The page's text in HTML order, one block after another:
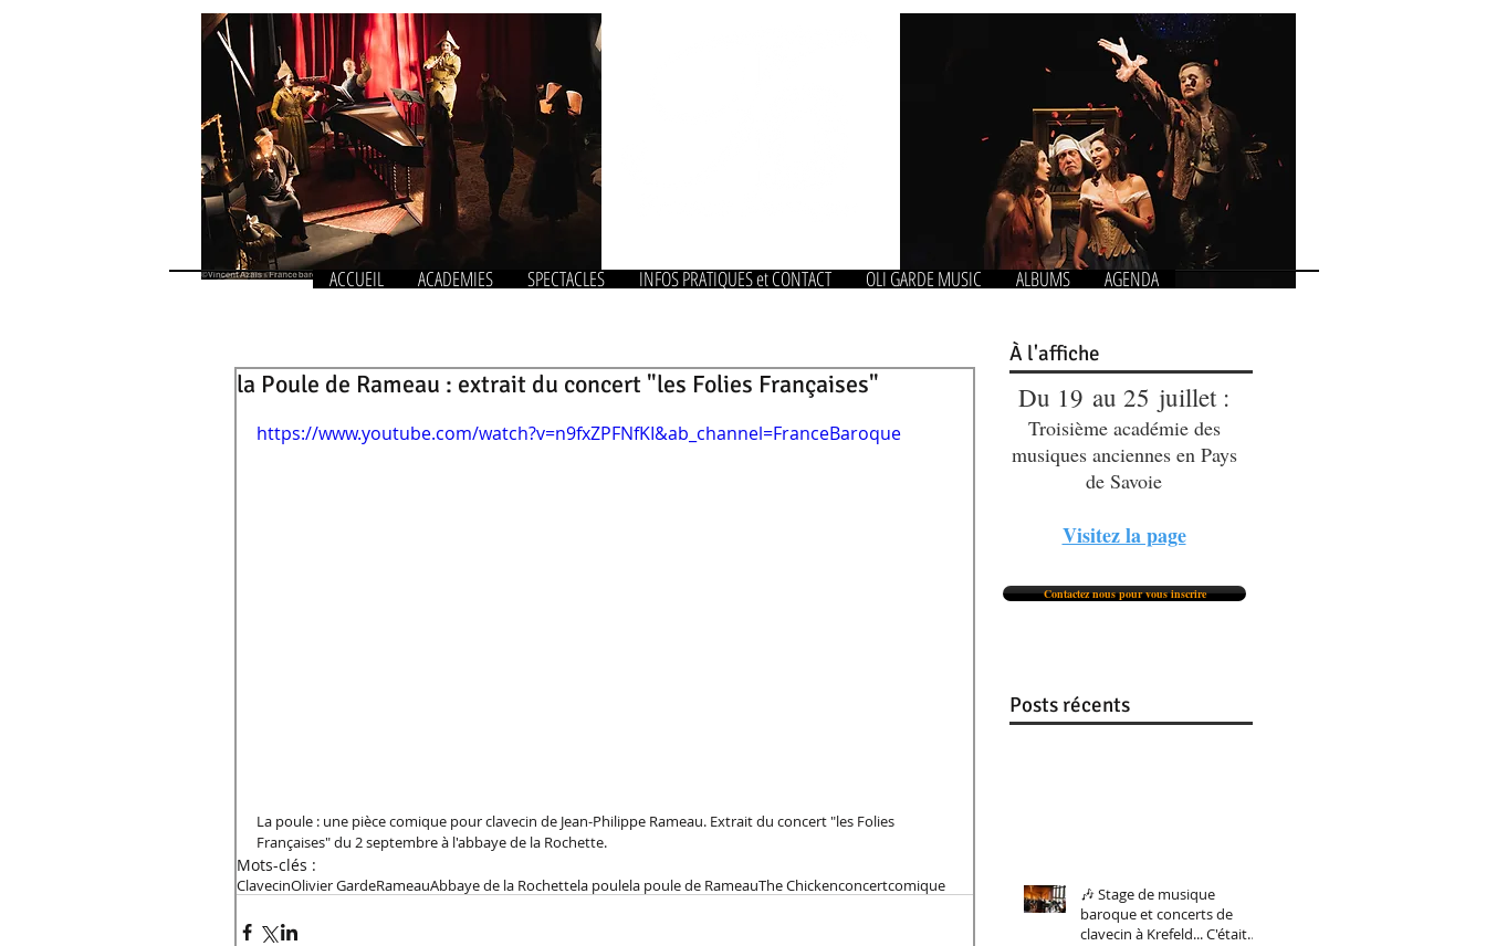
ACCUEIL ACADEMIES SPECTACLES INFOS PRATIQUES et CONTACT OLI GARDE MUSIC ALBUMS AGENDA
la Poule de Rameau : extrait du concert "les Folies Françaises"
https://www.youtube.com/watch?v=n9fxZPFNfKI&ab_channel=FranceBaroque
La poule : une pièce comique pour clavecin de Jean-Philippe Rameau. Extrait du concert "les Folies
Françaises" du 2 septembre à l'abbaye de la Rochette.
Mots-clés :
ClavecinOlivier GardeRameauAbbaye de la Rochettela poulela poule de RameauThe Chickenconcertcomique
À l'affiche
Du 19 au 25 juillet :
Troisième académie des
musiques anciennes en Pays
de Savoie
Visitez la page
Contactez nous pour vous inscrire
Posts récents
🎶 Stage de musique
baroque et concerts de
clavecin à Krefeld... C'était